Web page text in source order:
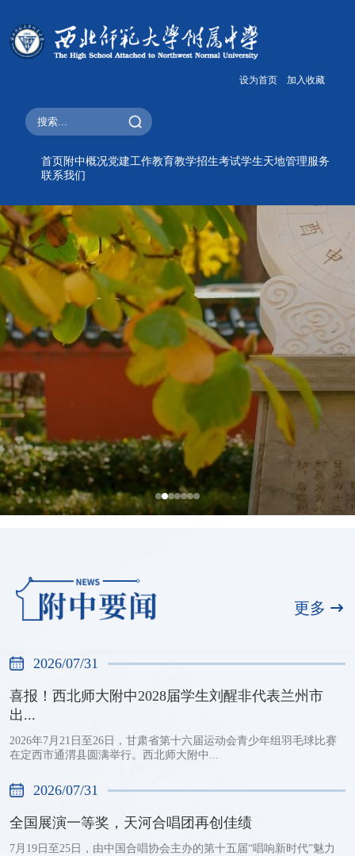
设为首页 加入收藏
首页 附中概况党建工作教育教学招生考试学生天地管理服务
联系我们
更多
西北师范大学附属中学入选首批全国中
小学科技教育实验校
2026/07/30
2026/07/31
喜报！西北师大附中2028届学生刘醒非代表兰州市
出...
2026年7月21日至26日，甘肃省第十六届运动会青少年组羽毛球比赛
在定西市通渭县圆满举行。西北师大附中...
2026/07/31
全国展演一等奖，天河合唱团再创佳绩
7月19日至25日，由中国合唱协会主办的第十五届“唱响新时代”魅力